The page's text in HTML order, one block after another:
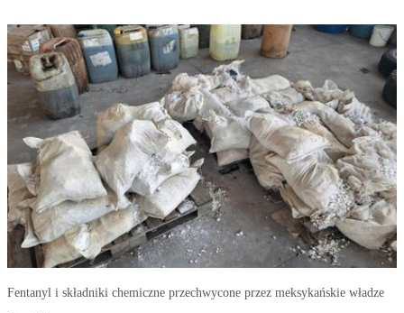
Fentanyl i składniki chemiczne przechwycone przez meksykańskie władze